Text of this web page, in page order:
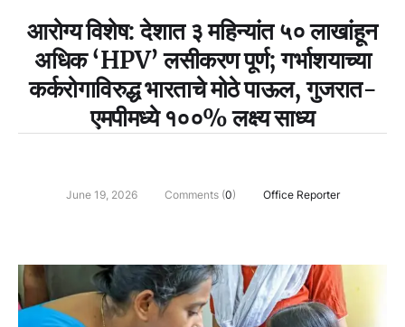
आरोग्य विशेष: देशात ३ महिन्यांत ५० लाखांहून
अधिक ‘HPV’ लसीकरण पूर्ण; गर्भाशयाच्या
कर्करोगाविरुद्ध भारताचे मोठे पाऊल, गुजरात-
एमपीमध्ये १००% लक्ष्य साध्य
June 19, 2026 Comments (0) Office Reporter